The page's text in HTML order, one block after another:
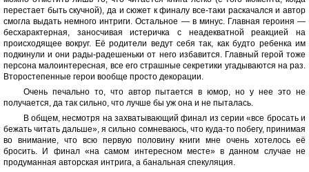
перестает быть скучной), да и сюжет к финалу все-таки раскачался и автор
смогла выдать немного интриги. Остальное — в минус. Главная героиня —
бесхарактерная, заносчивая истеричка с неадекватной реакцией на
происходящее вокруг. Её родители ведут себя так, как будто ребенка им
подкинули и они рады-радешеньки от него избавится. Главный герой тоже
персона малоинтересная, все его страшные секретики угадываются на раз.
Второстепенные герои вообще просто декорации.
Очень печально то, что автор пытается в юмор, но у нее это не
получается, да так сильно, что лучше бы уж она и не пыталась.
В общем, несмотря на захватывающий финал из серии «все бросать и
бежать читать дальше», я сильно сомневаюсь, что куда-то побегу, принимая
во внимание, что всю первую половину книги мне очень хотелось её
бросить. И финал «на самом интересном месте» в данном случае не
продуманная авторская интрига, а банальная спекуляция.